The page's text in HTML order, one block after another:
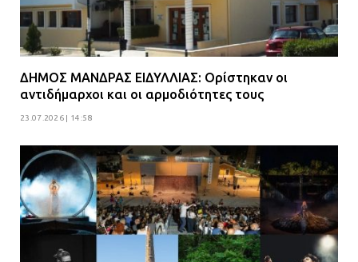
ΔΗΜΟΣ ΜΑΝΔΡΑΣ ΕΙΔΥΛΛΙΑΣ: Ορίστηκαν οι
αντιδήμαρχοι και οι αρμοδιότητες τους
23.07.2026 | 14:58